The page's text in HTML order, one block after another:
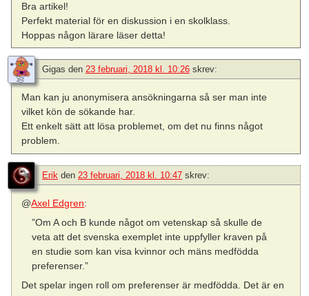
Bra artikel!
Perfekt material för en diskussion i en skolklass.
Hoppas någon lärare läser detta!
Gigas den 23 februari, 2018 kl. 10:26 skrev:
Man kan ju anonymisera ansökningarna så ser man inte
vilket kön de sökande har.
Ett enkelt sätt att lösa problemet, om det nu finns något
problem.
Erik den 23 februari, 2018 kl. 10:47 skrev:
@Axel Edgren:
”Om A och B kunde något om vetenskap så skulle de
veta att det svenska exemplet inte uppfyller kraven på
en studie som kan visa kvinnor och mäns medfödda
preferenser.”
Det spelar ingen roll om preferenser är medfödda. Det är en